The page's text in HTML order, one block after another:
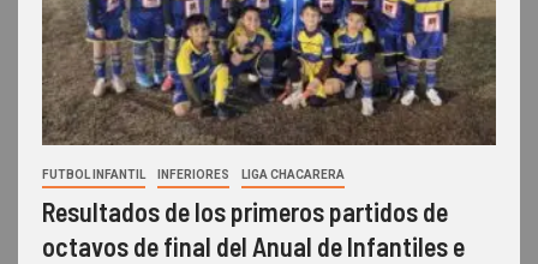
FUTBOL INFANTIL INFERIORES LIGA CHACARERA
Resultados de los primeros partidos de
octavos de final del Anual de Infantiles e